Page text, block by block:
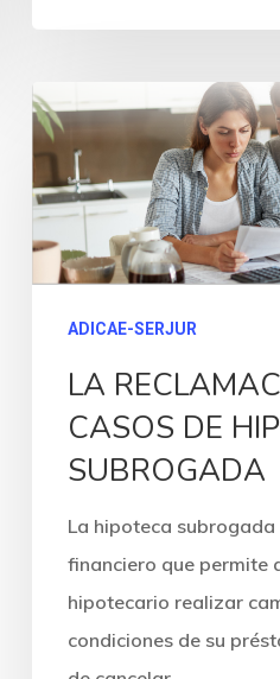
ADICAE-SERJUR
LA
CASOS DE
SUBROGADA
La hipoteca subrogada
financiero que permite
hipotecario realizar
condiciones de su